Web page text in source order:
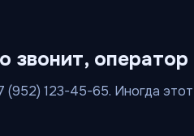
звонит, оператор
(952) 123-45-65. Иногда